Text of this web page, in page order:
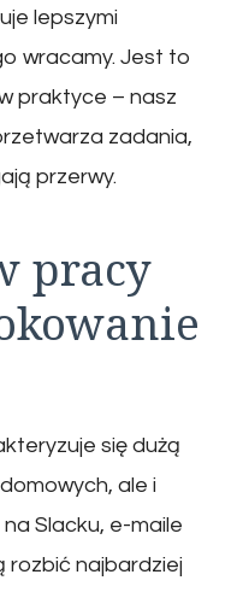
lepszymi
wracamy. Jest to
praktyce – nasz
zadania,
przerwy.
pracy
się dużą
ale i
Slacku, e-maile
rozbić najbardziej